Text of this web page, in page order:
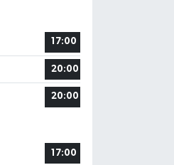
17:00
20:00
20:00
17:00